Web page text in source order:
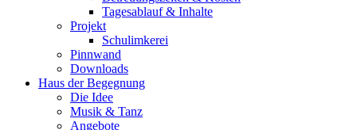
Tagesablauf & Inhalte
Projekt
Schulimkerei
Pinnwand
Downloads
Haus der Begegnung
Die Idee
Musik & Tanz
Angebote